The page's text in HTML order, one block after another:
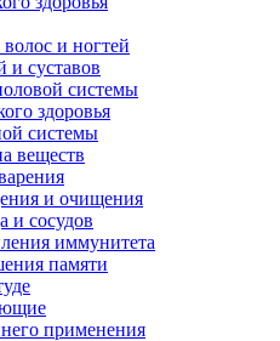
и ногтей
и суставов
системы
здоровья
системы
веществ
и очищения
и сосудов
иммунитета
памяти
применения